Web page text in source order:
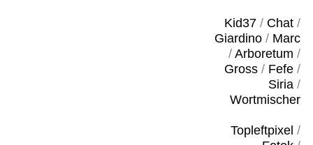
Kid37/ Chat/
Giardino/ Marc
/ Arboretum /
Gross/ Fefe/
Siria/
Wortmischer
Topleftpixel /